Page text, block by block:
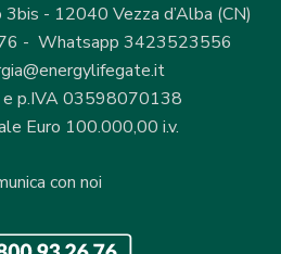
- 12040 Vezza d’Alba (CN)
- Whatsapp 3423523556
e p.IVA 03598070138
Euro 100.000,00 i.v.
con noi